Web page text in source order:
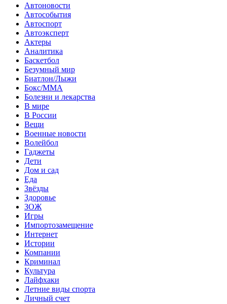
Автоновости
Автособытия
Автоспорт
Автоэксперт
Актеры
Аналитика
Баскетбол
Безумный мир
Биатлон/Лыжи
Бокс/MMA
Болезни и лекарства
В мире
В России
Вещи
Военные новости
Волейбол
Гаджеты
Дети
Дом и сад
Еда
Звёзды
Здоровье
ЗОЖ
Игры
Импортозамещение
Интернет
Истории
Компании
Криминал
Культура
Лайфхаки
Летние виды спорта
Личный счет